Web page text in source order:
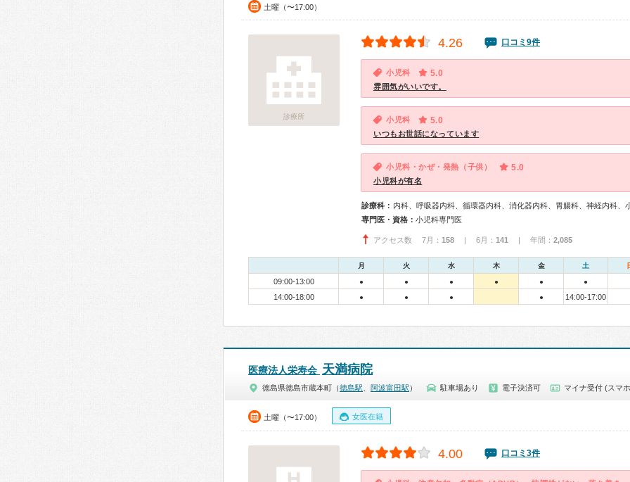
土曜（〜17:00）
診療所
4.26 口コミ9件
小児科 5.0
雰囲気がいいです。
小児科 5.0
いつもお世話になっています
小児科・かぜ・発熱（子供） 5.0
小児科が有名
診療科： 内科、呼吸器内科、循環器内科、消化器内科、胃腸科、神経内科、
専門医・資格： 小児科専門医
アクセス数 7月： 158 | 6月： 141 | 年間： 2,085
月 火 水 木 金 土
09:00-13:00 ● ● ● ● ● ●
14:00-18:00 ● ● ● ● 14:00-17:00
医療法人栄寿会 天満病院
徳島県徳島市蔵本町（徳島駅 阿波富田駅 ） 駐車場あり 電子決済可 マイナ受付 (スマ
土曜（〜17:00） 女医在籍
4.00 口コミ3件